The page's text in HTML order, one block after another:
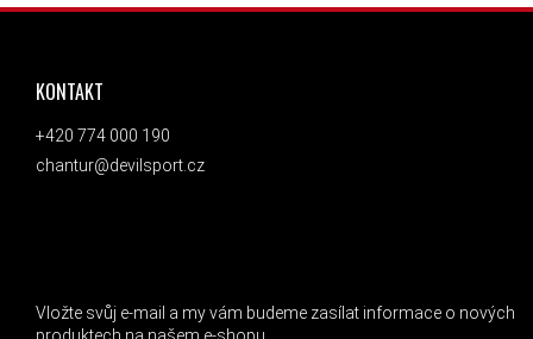
ZÁPATÍ
KONTAKT
+420 774 000 190
chantur@devilsport.cz
Vložte svůj e-mail a my vám budeme zasílat informace o nových